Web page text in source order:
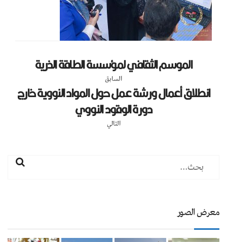
الموسم الثقافي لمؤسسة الطاقة الذرية
السابق
انطلاق أعمال ورشة عمل حول المواد النووية خارج
دورة الوقود النووي
التالي
معرض الصور